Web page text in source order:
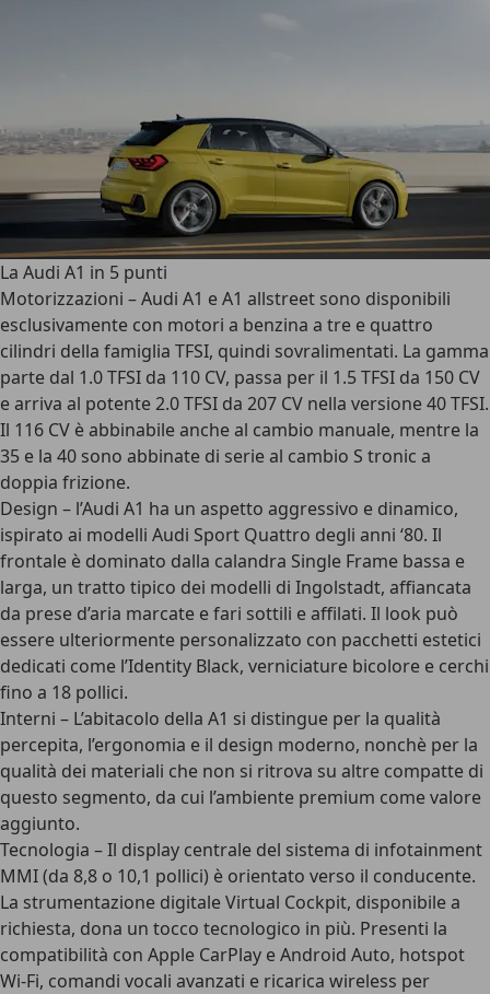
La Audi A1 in 5 punti
Motorizzazioni – Audi A1 e A1 allstreet sono disponibili
esclusivamente con motori a benzina a tre e quattro
cilindri della famiglia TFSI, quindi sovralimentati. La gamma
parte dal 1.0 TFSI da 110 CV, passa per il 1.5 TFSI da 150 CV
e arriva al potente 2.0 TFSI da 207 CV nella versione 40 TFSI.
Il 116 CV è abbinabile anche al cambio manuale, mentre la
35 e la 40 sono abbinate di serie al cambio S tronic a
doppia frizione.
Design – l’Audi A1 ha un aspetto aggressivo e dinamico,
ispirato ai modelli Audi Sport Quattro degli anni ‘80. Il
frontale è dominato dalla calandra Single Frame bassa e
larga, un tratto tipico dei modelli di Ingolstadt, affiancata
da prese d’aria marcate e fari sottili e affilati. Il look può
essere ulteriormente personalizzato con pacchetti estetici
dedicati come l’Identity Black, verniciature bicolore e cerchi
fino a 18 pollici.
Interni – L’abitacolo della A1 si distingue per la qualità
percepita, l’ergonomia e il design moderno, nonchè per la
qualità dei materiali che non si ritrova su altre compatte di
questo segmento, da cui l’ambiente premium come valore
aggiunto.
Tecnologia – Il display centrale del sistema di infotainment
MMI (da 8,8 o 10,1 pollici) è orientato verso il conducente.
La strumentazione digitale Virtual Cockpit, disponibile a
richiesta, dona un tocco tecnologico in più. Presenti la
compatibilità con Apple CarPlay e Android Auto, hotspot
Wi-Fi, comandi vocali avanzati e ricarica wireless per